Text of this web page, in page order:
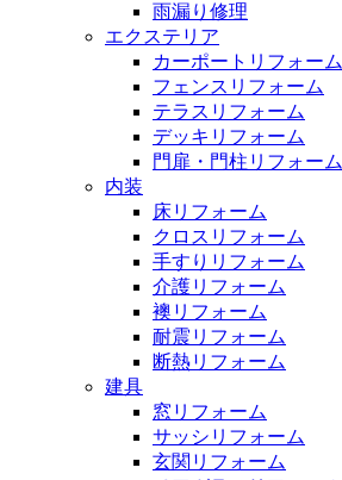
雨漏り修理
エクステリア
カーポートリフォーム
フェンスリフォーム
テラスリフォーム
デッキリフォーム
門扉・門柱リフォーム
内装
床リフォーム
クロスリフォーム
手すりリフォーム
介護リフォーム
襖リフォーム
耐震リフォーム
断熱リフォーム
建具
窓リフォーム
サッシリフォーム
玄関リフォーム